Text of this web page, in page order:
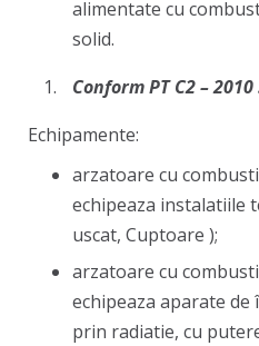
alimentate cu
solid.
Conform PT C2 – 2010
Echipamente:
arzatoare cu
echipeaza instalatiile
uscat, Cuptoare );
arzatoare cu
echipeaza aparate de
prin radiatie, cu